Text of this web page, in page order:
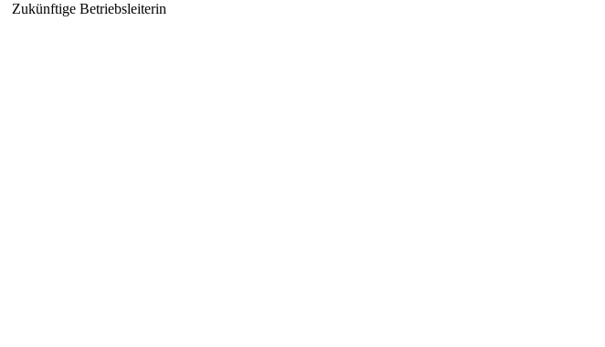
Zukünftige Betriebsleiterin